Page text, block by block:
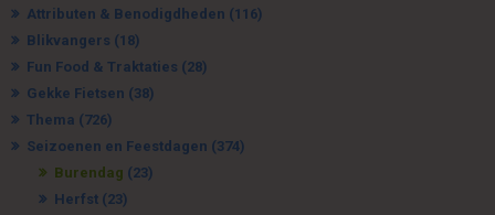
Attributen & Benodigdheden (116)
Blikvangers (18)
Fun Food & Traktaties (28)
Gekke Fietsen (38)
Thema (726)
Seizoenen en Feestdagen (374)
Burendag (23)
Herfst (23)